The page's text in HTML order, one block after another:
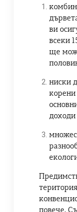
ви
всеки
ще
ниски
корени
доходи
повече.